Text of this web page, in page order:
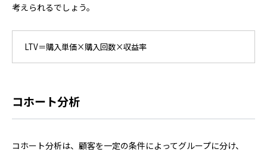
考えられるでしょう。
LTV＝購入単価×購入回数×収益率
コホート分析
コホート分析は、顧客を一定の条件によってグループに分け、